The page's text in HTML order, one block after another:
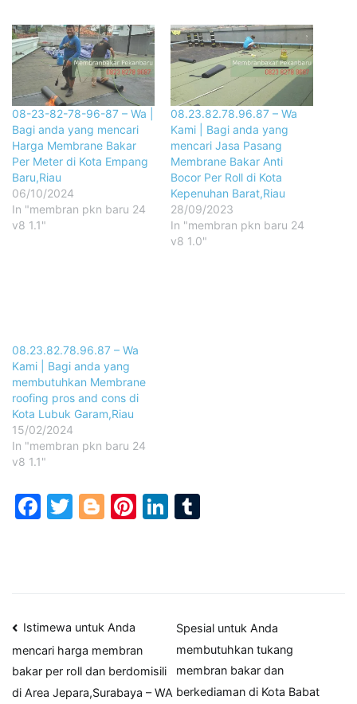
08-23-82-78-96-87 – Wa |
Bagi anda yang mencari
Harga Membrane Bakar
Per Meter di Kota Empang
Baru,Riau
06/10/2024
In "membran pkn baru 24
v8 1.1"
08.23.82.78.96.87 – Wa
Kami | Bagi anda yang
mencari Jasa Pasang
Membrane Bakar Anti
Bocor Per Roll di Kota
Kepenuhan Barat,Riau
28/09/2023
In "membran pkn baru 24
v8 1.0"
08.23.82.78.96.87 – Wa
Kami | Bagi anda yang
membutuhkan Membrane
roofing pros and cons di
Kota Lubuk Garam,Riau
15/02/2024
In "membran pkn baru 24
v8 1.1"
Facebook
Twitter
Blogger
Pinterest
LinkedIn
Post
navigation
Istimewa untuk Anda
mencari harga membran
bakar per roll dan berdomisili
di Area Jepara,Surabaya – WA
Spesial untuk Anda
membutuhkan tukang
membran bakar dan
berkediaman di Kota Babat